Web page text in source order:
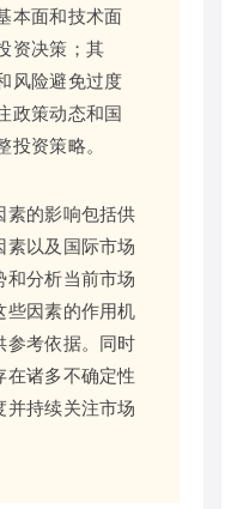
本面和技术面
资决策；其
风险避免过度
政策动态和国
资策略。
素的影响包括供
素以及国际市场
分析当前市场
些因素的作用机
参考依据。同时
诸多不确定性
并持续关注市场